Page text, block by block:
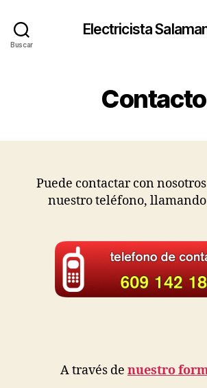
Buscar
Electricista
Contacto
Puede contactar con
nuestro teléfono,
A través de nuestro